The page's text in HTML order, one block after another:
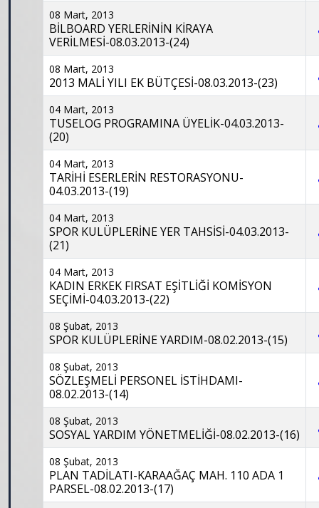
08 Mart, 2013
BİLBOARD YERLERİNİN KİRAYA
VERİLMESİ-08.03.2013-(24)
08 Mart, 2013
2013 MALİ YILI EK BÜTÇESİ-08.03.2013-(23)
04 Mart, 2013
TUSELOG PROGRAMINA ÜYELİK-04.03.2013-
(20)
04 Mart, 2013
TARİHİ ESERLERİN RESTORASYONU-
04.03.2013-(19)
04 Mart, 2013
SPOR KULÜPLERİNE YER TAHSİSİ-04.03.2013-
(21)
04 Mart, 2013
KADIN ERKEK FIRSAT EŞİTLİĞİ KOMİSYON
SEÇİMİ-04.03.2013-(22)
08 Şubat, 2013
SPOR KULÜPLERİNE YARDIM-08.02.2013-(15)
08 Şubat, 2013
SÖZLEŞMELİ PERSONEL İSTİHDAMI-
08.02.2013-(14)
08 Şubat, 2013
SOSYAL YARDIM YÖNETMELİĞİ-08.02.2013-(16)
08 Şubat, 2013
PLAN TADİLATI-KARAAĞAÇ MAH. 110 ADA 1
PARSEL-08.02.2013-(17)